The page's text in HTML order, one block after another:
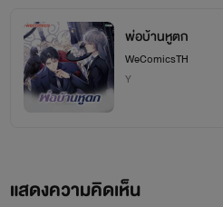
พ่อบ้านหูตก
WeComicsTH
Y
แสดงความคิดเห็น